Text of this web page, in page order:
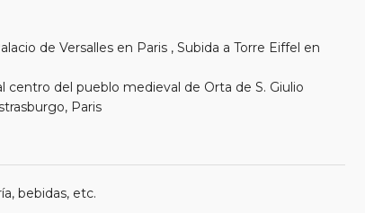
de Versalles en Paris , Subida a Torre Eiffel en
del pueblo medieval de Orta de S. Giulio
Paris
bebidas, etc.